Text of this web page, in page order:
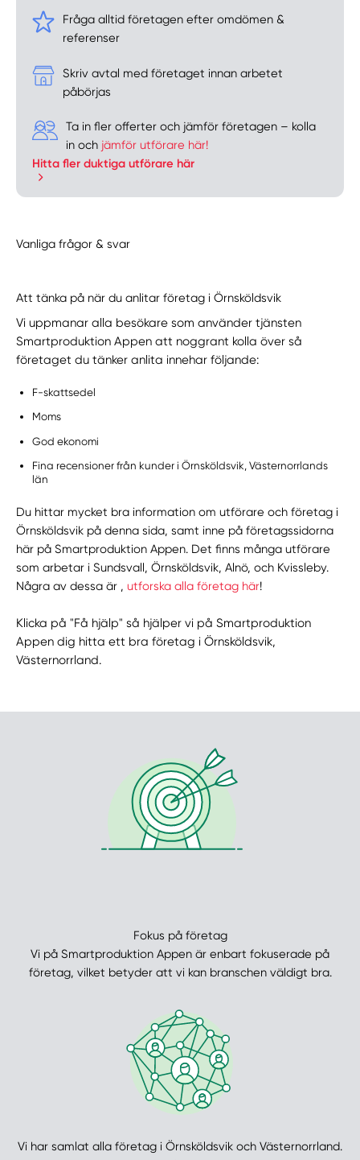
Fråga alltid företagen efter omdömen &
referenser
Skriv avtal med företaget innan arbetet
påbörjas
Ta in fler offerter och jämför företagen – kolla
in och jämför utförare här!
Hitta fler duktiga utförare här
Vanliga frågor & svar
Att tänka på när du anlitar företag i Örnsköldsvik
Vi uppmanar alla besökare som använder tjänsten
Smartproduktion Appen att noggrant kolla över så
företaget du tänker anlita innehar följande:
F-skattsedel
Moms
God ekonomi
Fina recensioner från kunder i Örnsköldsvik, Västernorrlands
län
Du hittar mycket bra information om utförare och företag i
Örnsköldsvik på denna sida, samt inne på företagssidorna
här på Smartproduktion Appen. Det finns många utförare
som arbetar i Sundsvall, Örnsköldsvik, Alnö, och Kvissleby.
Några av dessa är ,utforska alla företag här!
Klicka på "Få hjälp" så hjälper vi på Smartproduktion
Appen dig hitta ett bra företag i Örnsköldsvik,
Västernorrland.
Fokus på företag
Vi på Smartproduktion Appen är enbart fokuserade på
företag, vilket betyder att vi kan branschen väldigt bra.
Vi har samlat alla företag i Örnsköldsvik och Västernorrland.